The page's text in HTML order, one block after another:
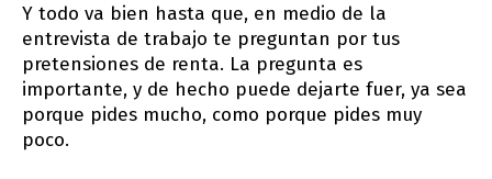
Y todo va bien hasta que, en medio de la
entrevista de trabajo te preguntan por tus
pretensiones de renta. La pregunta es
importante, y de hecho puede dejarte fuer, ya sea
porque pides mucho, como porque pides muy
poco.